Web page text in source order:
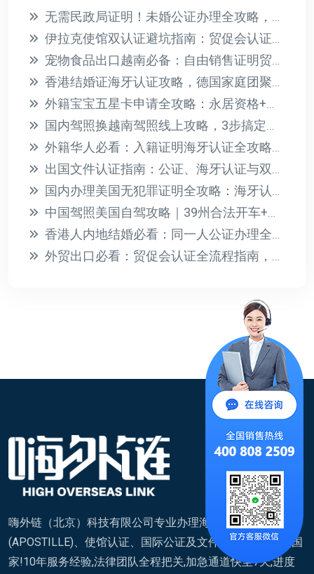
无需民政局证明！未婚公证办理全攻略，出国单身证明轻松搞定
伊拉克使馆双认证避坑指南：贸促会认证4大关键点
宠物食品出口越南必备：自由销售证明贸促会认证全攻略
香港结婚证海牙认证攻略，德国家庭团聚签证一步到位
外籍宝宝五星卡申请全攻略：永居资格+教育医疗福利一步到位
国内驾照换越南驾照线上攻略，3步搞定双认证+有效期说明
外籍华人必看：入籍证明海牙认证全攻略，快速搞定国内事务
出国文件认证指南：公证、海牙认证与双认证全解析
国内办理美国无犯罪证明全攻略：海牙认证一步到位
中国驾照美国自驾攻略｜39州合法开车+公证办理指南
香港人内地结婚必看：同一人公证办理全攻略
外贸出口必看：贸促会认证全流程指南，轻松搞定文件出海
嗨外链（北京）科技有限公司专业办理海牙认证
(APOSTILLE)、使馆认证、国际公证及文件翻译,覆盖200+国
家!10年服务经验,法律团队全程把关,加急通道快至7天,进度